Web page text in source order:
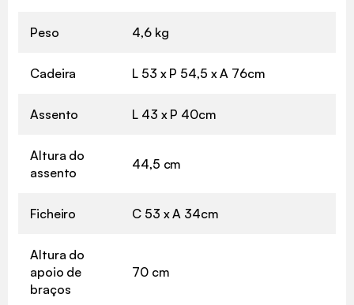
Peso 4,6 kg
Cadeira L 53 x P 54,5 x A 76cm
Assento L 43 x P 40cm
Altura do
assento
44,5 cm
Ficheiro C 53 x A 34cm
Altura do
apoio de
braços
70 cm